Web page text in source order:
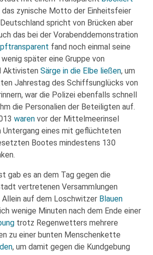
das zynische Motto der Einheitsfeier
spricht von Brücken aber
das bei der Vorabenddemonstration
fand noch einmal seine
später eine Gruppe von
Aktivisten Särge in die Elbe ließen, um
Jahrestag des Schiffsunglücks von
war die Polizei ebenfalls schnell
die Personalien der Beteiligten auf.
waren vor der Mittelmeerinsel
Untergang eines mit geflüchteten
Bootes mindestens 130
gab es an dem Tag gegen die
vertretenen Versammlungen
Allein auf dem Loschwitzer Blauen
wenige Minuten nach dem Ende einer
trotz Regenwetters mehrere
zu einer bunten Menschenkette
, um damit gegen die Kundgebung